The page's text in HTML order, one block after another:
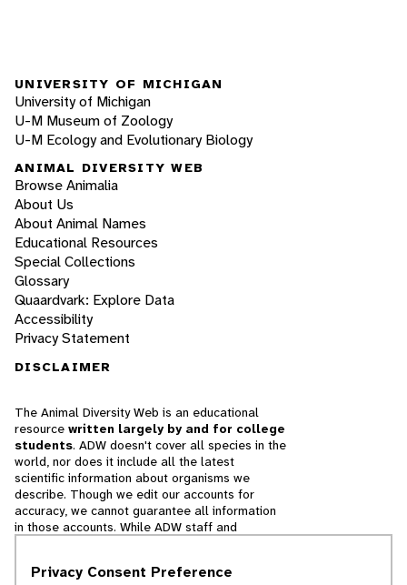
UNIVERSITY OF MICHIGAN
University of Michigan
U-M Museum of Zoology
U-M Ecology and Evolutionary Biology
ANIMAL DIVERSITY WEB
Browse Animalia
About Us
About Animal Names
Educational Resources
Special Collections
Glossary
Quaardvark: Explore Data
Accessibility
Privacy Statement
DISCLAIMER
The Animal Diversity Web is an educational
resource written largely by and for college
students. ADW doesn't cover all species in the
world, nor does it include all the latest
scientific information about organisms we
describe. Though we edit our accounts for
accuracy, we cannot guarantee all information
in those accounts. While ADW staff and
cannot necessarily endorse the contents of
Privacy Consent Preference